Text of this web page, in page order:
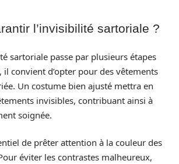
l’invisibilité sartoriale ?
sartoriale passe par plusieurs étapes
il convient d’opter pour des vêtements
Un costume bien ajusté mettra en
invisibles, contribuant ainsi à
soignée.
de prêter attention à la couleur des
éviter les contrastes malheureux,